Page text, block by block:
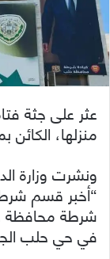
عثر على جثة
منزلها،
ونشرت وزارة
“أخبر قسم
شرطة محافظة
في حي حلب